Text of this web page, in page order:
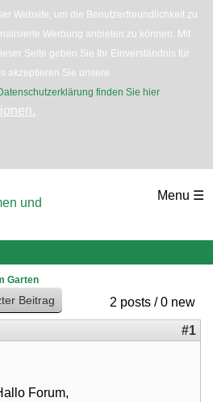
Website, um die Benutzerfreundlichkeit zu
Werbung anbieten zu können. Mit
Seite geben Sie Ihr Einverständnis für
akzeptieren Sie unsere
finden Sie hier.
Zurück
Menu ☰
und
Garten
2 posts / 0 new
Beitrag
#1
Forum,